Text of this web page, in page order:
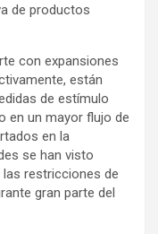
de productos
con expansiones
están
de estímulo
en un mayor flujo de
en la
se han visto
restricciones de
gran parte del